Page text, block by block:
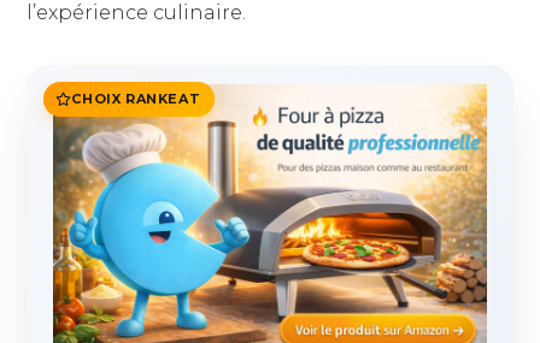
l’expérience culinaire.
CHOIX RANKEAT